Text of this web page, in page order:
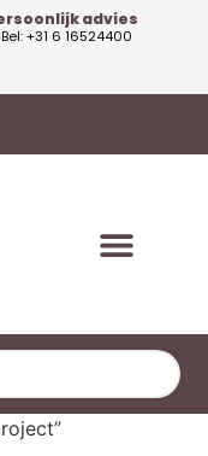
advies
+31 6 16524400